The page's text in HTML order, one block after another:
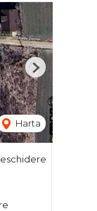
Harta
Next